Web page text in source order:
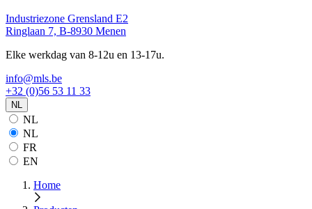
Industriezone Grensland E2
Ringlaan 7, B-8930 Menen
Elke werkdag van 8-12u en 13-17u.
info@mls.be
+32 (0)56 53 11 33
NL
NL
NL
FR
EN
Home